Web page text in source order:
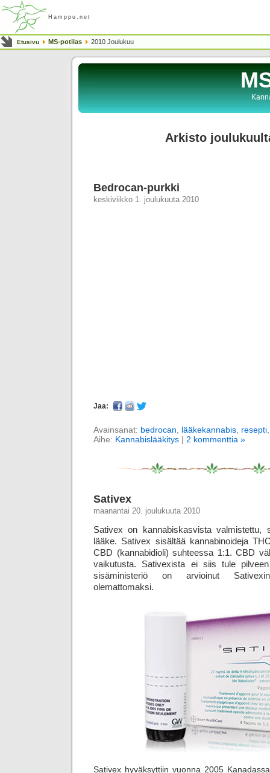
Hamppu.net
Etusivu MS-potilas 2010 Joulukuu
Arkisto
Bedrocan-purkki
keskiviikko 1. joulukuuta 2010
Jaa:
Avainsanat: bedrocan lääkekannabis resepti
Aihe: Kannabislääkitys | 2 kommenttia »
Sativex
maanantai 20. joulukuuta 2010
Sativex on kannabiskasvista valmistettu,
lääke. Sativex sisältää kannabinoideja
CBD (kannabidioli) suhteessa 1:1. CBD
vaikutusta. Sativexista ei siis tule
sisäministeriö on arvioinut Sativexin
olemattomaksi.
Sativex hyväksyttiin vuonna 2005